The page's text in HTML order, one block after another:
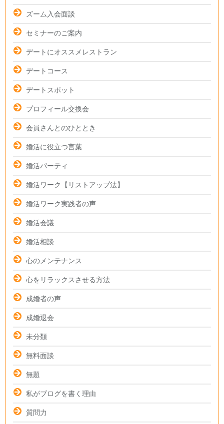
ズーム入会面談
セミナーのご案内
デートにオススメレストラン
デートコース
デートスポット
プロフィール交換会
会員さんとのひととき
婚活に役立つ言葉
婚活パーティ
婚活ワーク【リストアップ法】
婚活ワーク実践者の声
婚活会議
婚活相談
心のメンテナンス
心をリラックスさせる方法
成婚者の声
成婚退会
未分類
無料面談
無題
私がブログを書く理由
質問力